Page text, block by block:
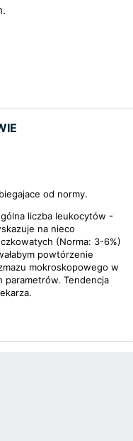
od normy.
liczba leukocytów -
na nieco
(Norma: 3-6%)
powtórzenie
mokroskopowego w
parametrów. Tendencja